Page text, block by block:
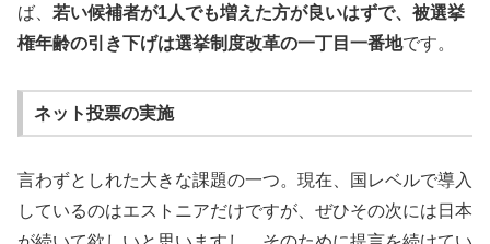
ば、 若い候補者が1人でも増えた方が良いはずで、被選挙
権年齢の引き下げは選挙制度改革の一丁目一番地です。
ネット投票の実施
言わずとしれた大きな課題の一つ。現在、国レベルで導入
しているのはエストニアだけですが、ぜひその次には日本